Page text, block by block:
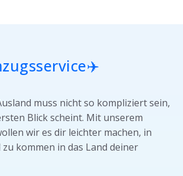
✈️
muss nicht so kompliziert sein,
Blick scheint. Mit unserem
wir es dir leichter machen, in
kommen in das Land deiner